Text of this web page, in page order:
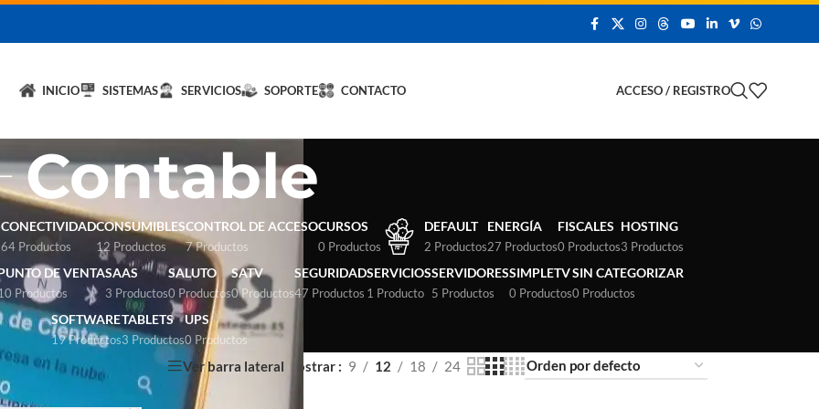
INICIO SISTEMAS SERVICIOS SOPORTE CONTACTO ACCESO / REGISTRO
Contable
CONECTIVIDAD
64 Productos
CONSUMIBLES
12 Productos
CONTROL DE ACCESO
7 Productos
CURSOS
0 Productos
DEFAULT
2 Productos
ENERGÍA
27 Productos
FISCALES
0 Productos
HOSTING
3 Productos
DE VENTA
Productos
SAAS
3 Productos
SALUTO
0 Productos
SATV
0 Productos
SEGURIDAD
47 Productos
SERVICIOS
1 Producto
SERVIDORES
5 Productos
SIMPLETV
0 Productos
SIN CATEGORIZAR
0 Productos
SOFTWARE
19 Productos
TABLETS
3 Productos
UPS
0 Productos
Ver barra lateral Mostrar 9 12 18 24